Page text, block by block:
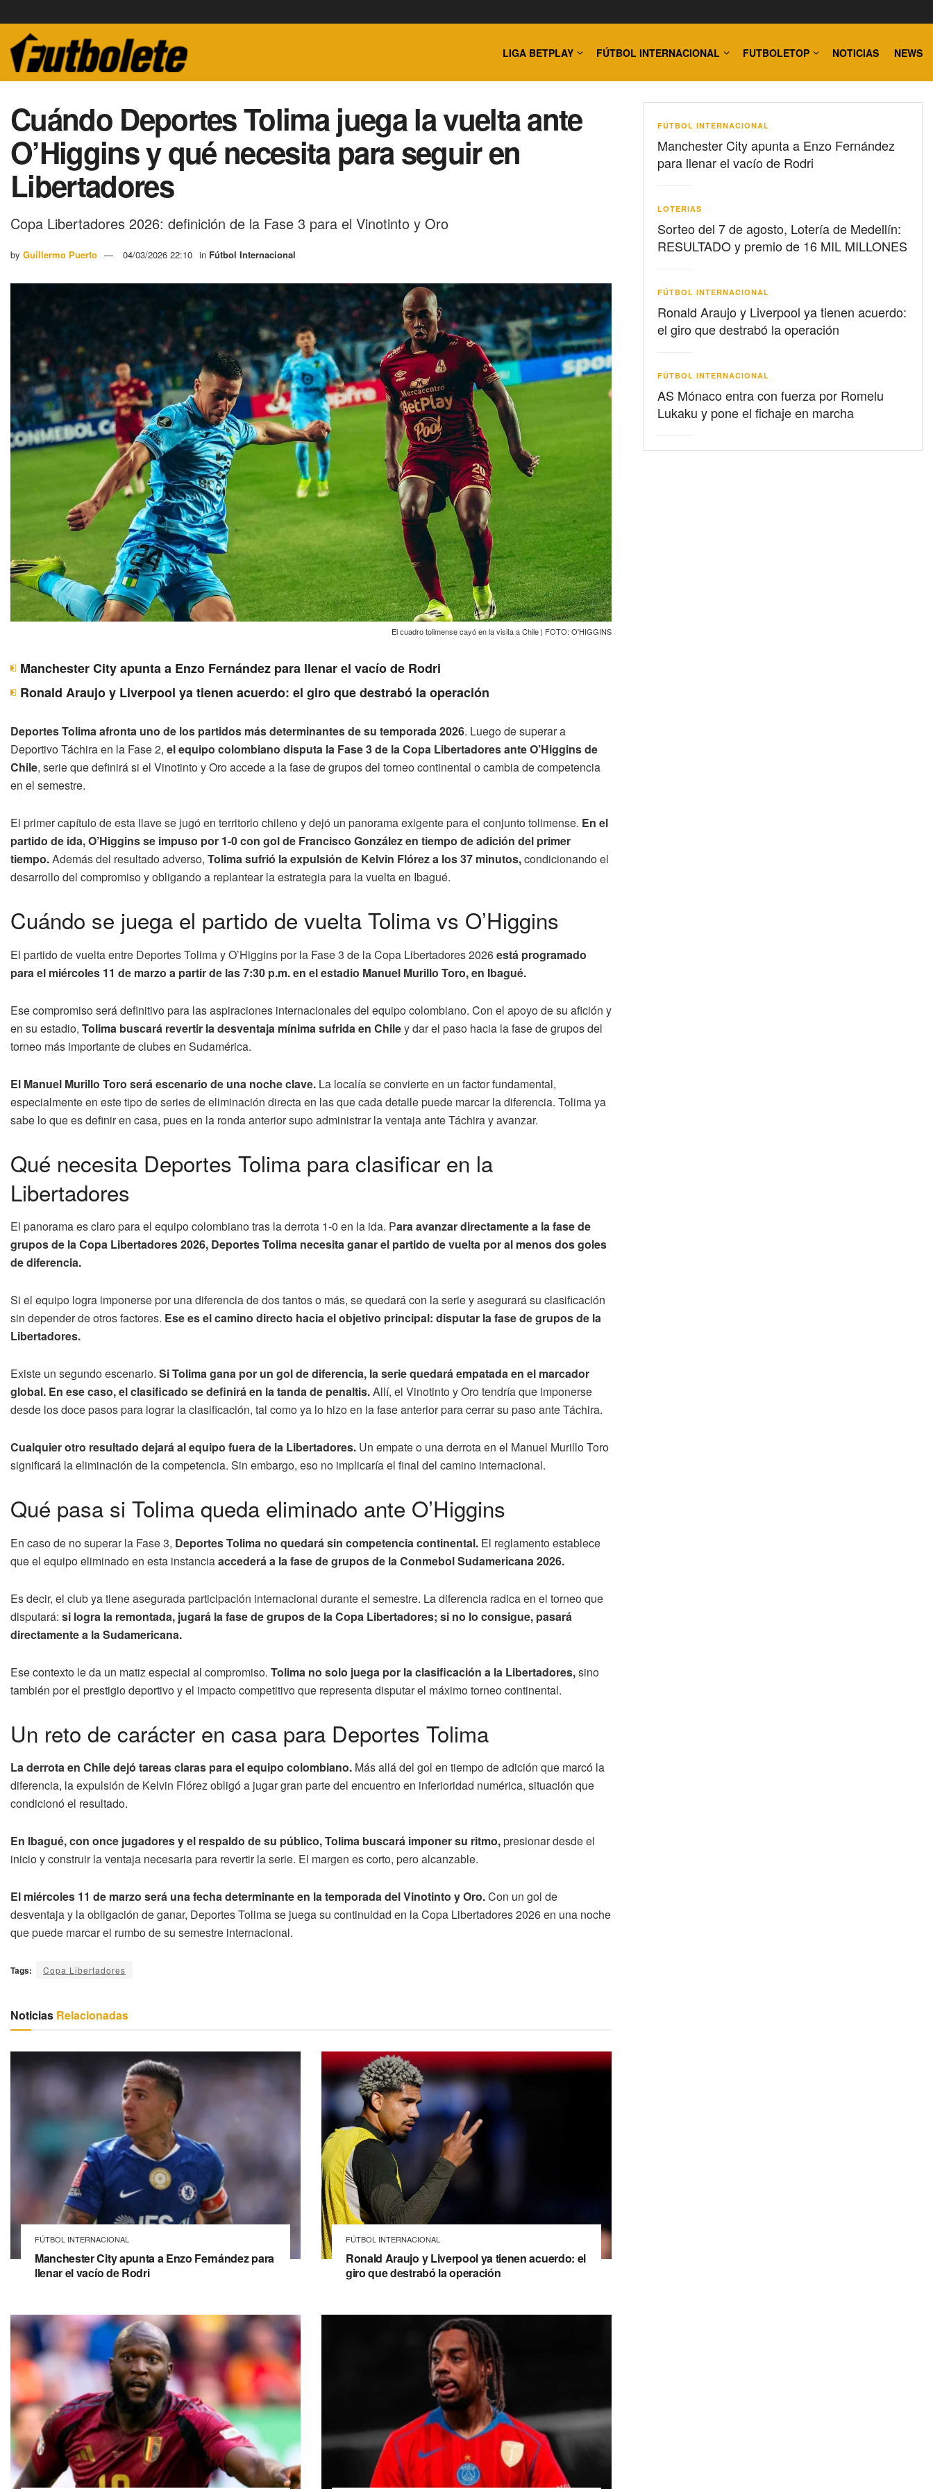
LIGA BETPLAY FÚTBOL INTERNACIONAL FUTBOLETOP NOTICIAS NEWS
Cuándo Deportes Tolima juega la vuelta ante
O’Higgins y qué necesita para seguir en
Libertadores
Copa Libertadores 2026: definición de la Fase 3 para el Vinotinto y Oro
by Guillermo Puerto 04/03/2026 22:10 in Fútbol Internacional
El cuadro tolimense cayó en la visita a Chile | FOTO: O'HIGGINS
Manchester City apunta a Enzo Fernández para llenar el vacío de Rodri
Ronald Araujo y Liverpool ya tienen acuerdo: el giro que destrabó la operación
Deportes Tolima afronta uno de los partidos más determinantes de su temporada 2026. Luego de superar a
Deportivo Táchira en la Fase 2, el equipo colombiano disputa la Fase 3 de la Copa Libertadores ante O’Higgins de
Chile, serie que definirá si el Vinotinto y Oro accede a la fase de grupos del torneo continental o cambia de competencia
en el semestre.
El primer capítulo de esta llave se jugó en territorio chileno y dejó un panorama exigente para el conjunto tolimense. En el
partido de ida, O’Higgins se impuso por 1-0 con gol de Francisco González en tiempo de adición del primer
tiempo.Además del resultado adverso, Tolima sufrió la expulsión de Kelvin Flórez a los 37 minutos,condicionando el
desarrollo del compromiso y obligando a replantear la estrategia para la vuelta en Ibagué.
Cuándo se juega el partido de vuelta Tolima vs O’Higgins
El partido de vuelta entre Deportes Tolima y O’Higgins por la Fase 3 de la Copa Libertadores 2026está programado
para el miércoles 11 de marzo a partir de las 7:30 p.m. en el estadio Manuel Murillo Toro, en Ibagué.
Ese compromiso será definitivo para las aspiraciones internacionales del equipo colombiano. Con el apoyo de su afición y
en su estadio, Tolima buscará revertir la desventaja mínima sufrida en Chiley dar el paso hacia la fase de grupos del
torneo más importante de clubes en Sudamérica.
El Manuel Murillo Toro será escenario de una noche clave. La localía se convierte en un factor fundamental,
especialmente en este tipo de series de eliminación directa en las que cada detalle puede marcar la diferencia. Tolima ya
sabe lo que es definir en casa, pues en la ronda anterior supo administrar la ventaja ante Táchira y avanzar.
Qué necesita Deportes Tolima para clasificar en la
Libertadores
El panorama es claro para el equipo colombiano tras la derrota 1-0 en la ida. Para avanzar directamente a la fase de
grupos de la Copa Libertadores 2026, Deportes Tolima necesita ganar el partido de vuelta por al menos dos goles
de diferencia.
Si el equipo logra imponerse por una diferencia de dos tantos o más, se quedará con la serie y asegurará su clasificación
sin depender de otros factores. Ese es el camino directo hacia el objetivo principal: disputar la fase de grupos de la
Libertadores.
Existe un segundo escenario. Si Tolima gana por un gol de diferencia, la serie quedará empatada en el marcador
global. En ese caso, el clasificado se definirá en la tanda de penaltis.Allí, el Vinotinto y Oro tendría que imponerse
desde los doce pasos para lograr la clasificación, tal como ya lo hizo en la fase anterior para cerrar su paso ante Táchira.
Cualquier otro resultado dejará al equipo fuera de la Libertadores. Un empate o una derrota en el Manuel Murillo Toro
significará la eliminación de la competencia. Sin embargo, eso no implicaría el final del camino internacional.
Qué pasa si Tolima queda eliminado ante O’Higgins
En caso de no superar la Fase 3, Deportes Tolima no quedará sin competencia continental. El reglamento establece
que el equipo eliminado en esta instanciaaccederá a la fase de grupos de la Conmebol Sudamericana 2026.
Es decir, el club ya tiene asegurada participación internacional durante el semestre. La diferencia radica en el torneo que
disputará: si logra la remontada, jugará la fase de grupos de la Copa Libertadores; si no lo consigue, pasará
directamente a la Sudamericana.
Ese contexto le da un matiz especial al compromiso. Tolima no solo juega por la clasificación a la Libertadores,sino
también por el prestigio deportivo y el impacto competitivo que representa disputar el máximo torneo continental.
Un reto de carácter en casa para Deportes Tolima
La derrota en Chile dejó tareas claras para el equipo colombiano. Más allá del gol en tiempo de adición que marcó la
diferencia, la expulsión de Kelvin Flórez obligó a jugar gran parte del encuentro en inferioridad numérica, situación que
condicionó el resultado.
En Ibagué, con once jugadores y el respaldo de su público, Tolima buscará imponer su ritmo,presionar desde el
inicio y construir la ventaja necesaria para revertir la serie. El margen es corto, pero alcanzable.
El miércoles 11 de marzo será una fecha determinante en la temporada del Vinotinto y Oro.Con un gol de
desventaja y la obligación de ganar, Deportes Tolima se juega su continuidad en la Copa Libertadores 2026 en una noche
que puede marcar el rumbo de su semestre internacional.
Tags: Copa Libertadores
Noticias Relacionadas
FÚTBOL INTERNACIONAL
Manchester City apunta a Enzo Fernández para
llenar el vacío de Rodri
FÚTBOL INTERNACIONAL
Ronald Araujo y Liverpool ya tienen acuerdo: el
giro que destrabó la operación
FÚTBOL INTERNACIONAL
Manchester City apunta a Enzo Fernández
para llenar el vacío de Rodri
LOTERIAS
Sorteo del 7 de agosto, Lotería de Medellín:
RESULTADO y premio de 16 MIL MILLONES
FÚTBOL INTERNACIONAL
Ronald Araujo y Liverpool ya tienen acuerdo:
el giro que destrabó la operación
FÚTBOL INTERNACIONAL
AS Mónaco entra con fuerza por Romelu
Lukaku y pone el fichaje en marcha